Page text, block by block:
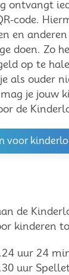
ontvangt
code.
en anderen
doen. Zo
op te
als ouder
je jouw
de
voor
de
kinderen
uur 24
uur